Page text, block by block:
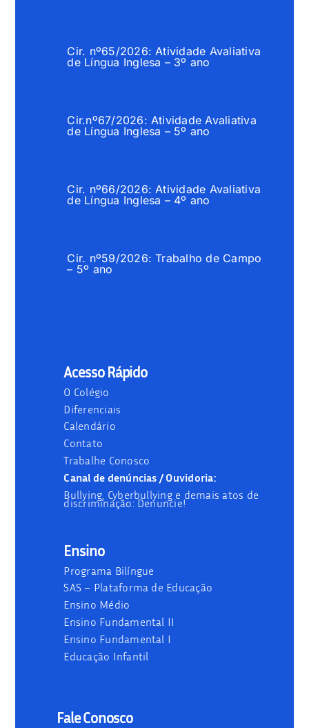
Cir. nº65/2026: Atividade Avaliativa
de Língua Inglesa – 3º ano
Cir.nº67/2026: Atividade Avaliativa
de Língua Inglesa – 5º ano
Cir. nº66/2026: Atividade Avaliativa
de Língua Inglesa – 4º ano
Cir. nº59/2026: Trabalho de Campo
– 5º ano
Acesso Rápido
O Colégio
Diferenciais
Calendário
Contato
Trabalhe Conosco
Canal de denúncias / Ouvidoria:
Bullying, Cyberbullying e demais atos de
discriminação: Denuncie!
Ensino
Programa Bilíngue
SAS – Plataforma de Educação
Ensino Médio
Ensino Fundamental II
Ensino Fundamental I
Educação Infantil
Fale Conosco